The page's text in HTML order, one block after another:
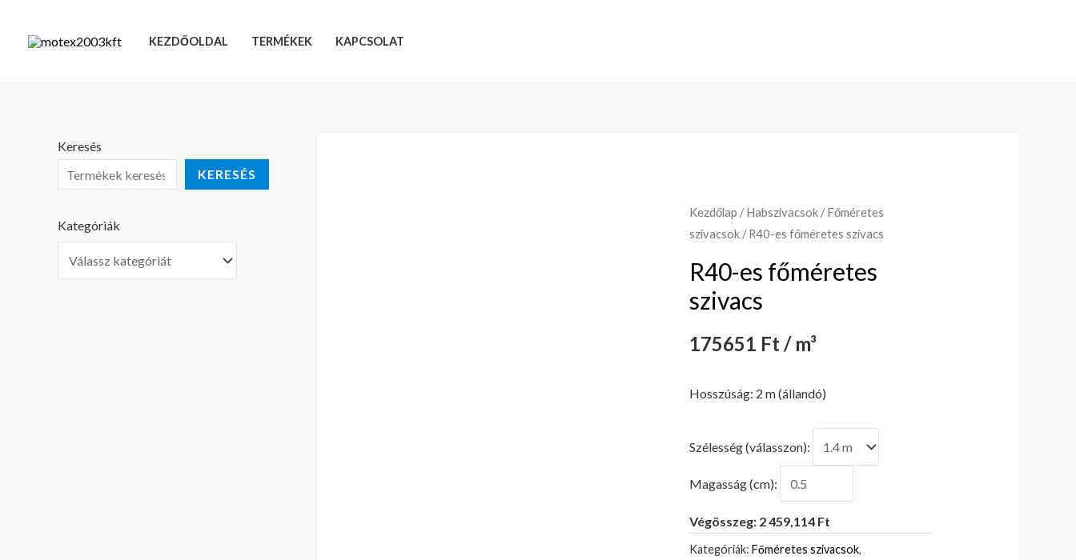
KEZDŐOLDAL TERMÉKEK KAPCSOLAT
Keresés
KERESÉS
Kategóriák
Kezdőlap /Habszivacsok/Főméretes
szivacsok/ R40-es főméretes szivacs
R40-es főméretes
szivacs
175651 Ft / m³
Hosszúság: 2 m (állandó)
Szélesség (válasszon):
Magasság (cm):
Végösszeg: 2 459,114 Ft
Kategóriák: Főméretes szivacsok,